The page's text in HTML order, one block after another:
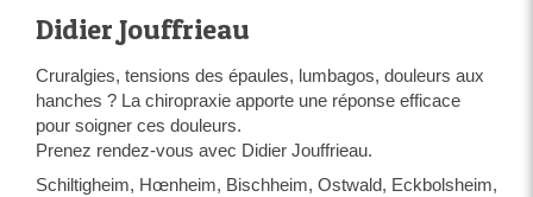
d'autres praticiens réside dans le fait que ce
magicien du dos ne se contente pas
d'appliquer une technique mécaniste mais qu'il
pratique un art du soin s'attachant à rétablir ou
à consolider la force vitale chez ses patients.
Je recommande vivement !
Didier Jouffrieau
Cruralgies, tensions des épaules, lumbagos, douleurs aux
hanches ? La chiropraxie apporte une réponse efficace
pour soigner ces douleurs.
Prenez rendez-vous avec Didier Jouffrieau.
Schiltigheim, Hœnheim, Bischheim, Ostwald, Eckbolsheim,